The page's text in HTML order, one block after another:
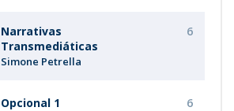
Narrativas
Transmediáticas
Simone Petrella
6
Opcional 1 6